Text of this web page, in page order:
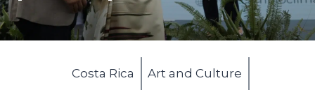
Costa Rica Art and Culture